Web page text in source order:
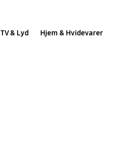
TV & Lyd Hjem & Hvidevarer